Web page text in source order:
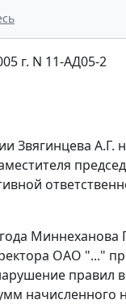
г. N 11-АД05-2
Звягинцева А.Г.
года
ОАО "..."
правил
начисленного